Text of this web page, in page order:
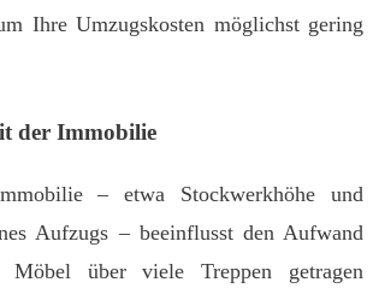
Ihre Umzugskosten möglichst gering
der Immobilie
– etwa Stockwerkhöhe und
Aufzugs – beeinflusst den Aufwand
Möbel über viele Treppen getragen